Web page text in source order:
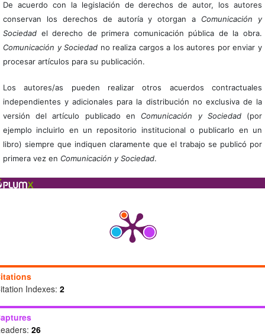
De acuerdo con la legislación de derechos de autor, los autores
conservan los derechos de autoría y otorgan a Comunicación y
Sociedadel derecho de primera comunicación pública de la obra.
Comunicación y Sociedad no realiza cargos a los autores por enviar y
procesar artículos para su publicación.
Los autores/as pueden realizar otros acuerdos contractuales
independientes y adicionales para la distribución no exclusiva de la
versión del artículo publicado en Comunicación y Sociedad(por
ejemplo incluirlo en un repositorio institucional o publicarlo en un
libro) siempre que indiquen claramente que el trabajo se publicó por
primera vez en Comunicación y Sociedad.
Indexes: 2
26